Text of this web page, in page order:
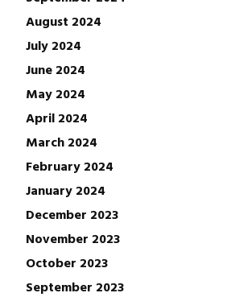
August 2024
July 2024
June 2024
May 2024
April 2024
March 2024
February 2024
January 2024
December 2023
November 2023
October 2023
September 2023